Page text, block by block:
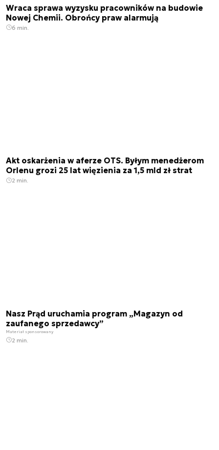
Wraca sprawa wyzysku pracowników na budowie
Nowej Chemii. Obrońcy praw alarmują
6 min.
Akt oskarżenia w aferze OTS. Byłym menedżerom
Orlenu grozi 25 lat więzienia za 1,5 mld zł strat
2 min.
Nasz Prąd uruchamia program „Magazyn od
zaufanego sprzedawcy”
Materiał sponsorowany
2 min.